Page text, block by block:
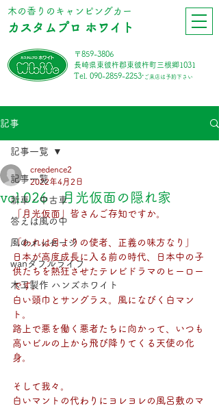
​木の香りのキャンピングカー
カスタムプロ ホワイト
〒859-3806
長崎県東彼杵郡東彼杵町三根郷1031
Tel. 090-2859-2253*ご来店は予約下さい
記事
記事一覧
新車・中古車
答えは風の中
風のメッセージ
wanダフルライフ
木工製作 ハンズホワイト
記事一覧
vol.026 月光仮面の隠れ家
creedence2
2022年4月2日
「月光仮面」皆さんご存知ですか。
「われは月よりの使者、正義の味方なり」
日本が高度成長に入る前の時代、日本中の子
供たちを熱狂させたテレビドラマのヒーロー
です。
白い頭巾とサングラス。風になびく白マン
ト。
路上で悪を働く悪者たちに向かって、いつも
高いビルの上から飛び降りてくる天使の化
身。
そして我々。
白いマントの代わりにヨレヨレの風呂敷のマ